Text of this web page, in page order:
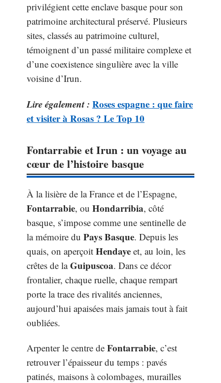
privilégient cette enclave basque pour son
patrimoine architectural préservé. Plusieurs
sites, classés au patrimoine culturel,
témoignent d’un passé militaire complexe et
d’une coexistence singulière avec la ville
voisine d’Irun.
Lire également : Roses espagne : que faire
et visiter à Rosas ? Le Top 10
Fontarrabie et Irun : un voyage au
cœur de l’histoire basque
À la lisière de la France et de l’Espagne,
Fontarrabie, ou Hondarribia, côté
basque, s’impose comme une sentinelle de
la mémoire du Pays Basque. Depuis les
quais, on aperçoit Hendaye et, au loin, les
crêtes de laGuipuscoa. Dans ce décor
frontalier, chaque ruelle, chaque rempart
porte la trace des rivalités anciennes,
aujourd’hui apaisées mais jamais tout à fait
oubliées.
Arpenter le centre de Fontarrabie, c’est
retrouver l’épaisseur du temps : pavés
patinés, maisons à colombages, murailles